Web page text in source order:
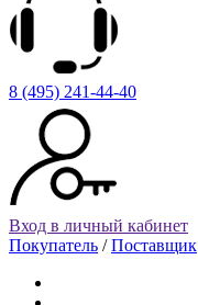
8 (495) 241-44-40
Вход в личный кабинет
Покупатель /Поставщик